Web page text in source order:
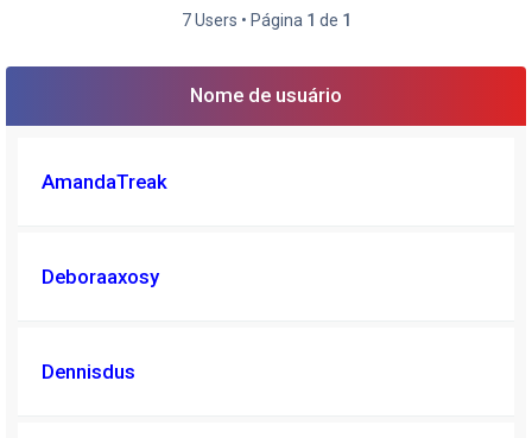
s
7 Users • Página 1 de 1
Nome de usuário
AmandaTreak
Deboraaxosy
Dennisdus